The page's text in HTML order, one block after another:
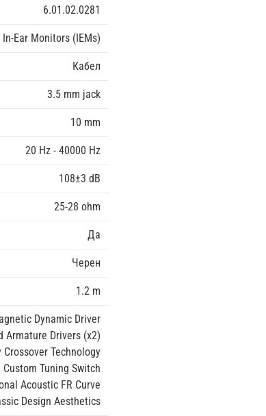
6.01.02.0281
Ear Monitors (IEMs)
Кабел
3.5 mm jack
10 mm
20 Hz - 40000 Hz
108±3 dB
25-28 ohm
Да
Черен
1.2 m
Dynamic Driver
Armature Drivers (x2)
Crossover Technology
Custom Tuning Switch
Acoustic FR Curve
Design Aesthetics